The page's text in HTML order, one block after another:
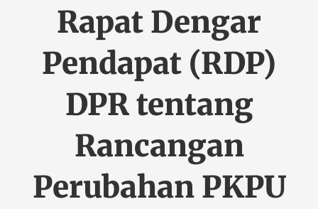
Rapat Dengar
Pendapat (RDP)
DPR tentang
Rancangan
Perubahan PKPU